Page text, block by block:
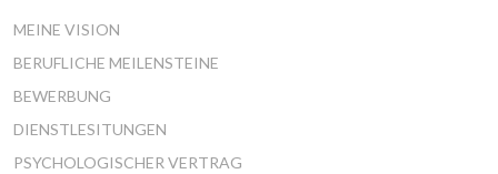
MEINE VISION
BERUFLICHE MEILENSTEINE
BEWERBUNG
DIENSTLESITUNGEN
PSYCHOLOGISCHER VERTRAG